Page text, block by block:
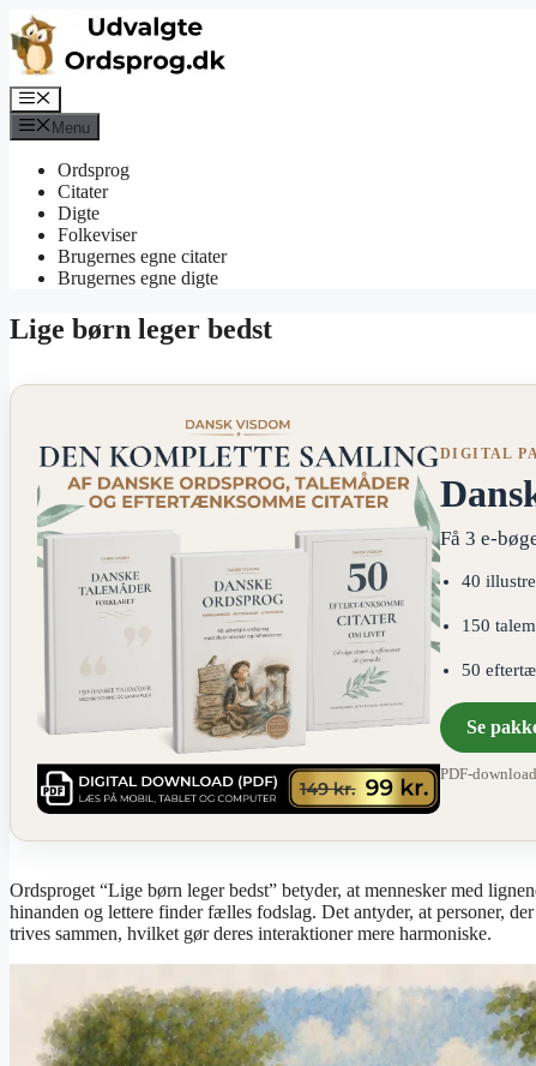
Hop
til
indhold
Menu
Menu
Ordsprog
Citater
Digte
Folkeviser
Brugernes egne citater
Brugernes egne digte
Lige børn leger bedst
DIGITAL
Få 3 e-
40
150
50
Se
PDF-
Ordsproget “Lige børn leger bedst” betyder, at mennesker med
hinanden og lettere finder fælles fodslag. Det antyder, at personer,
trives sammen, hvilket gør deres interaktioner mere harmoniske.